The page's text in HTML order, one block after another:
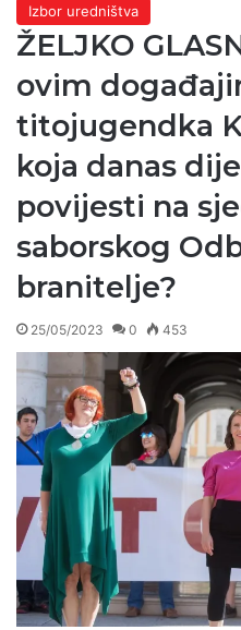
Izbor uredništva
ŽELJKO
ovim
titojugendka
koja danas
povijesti na
saborskog
branitelje?
25/05/2023 0 453